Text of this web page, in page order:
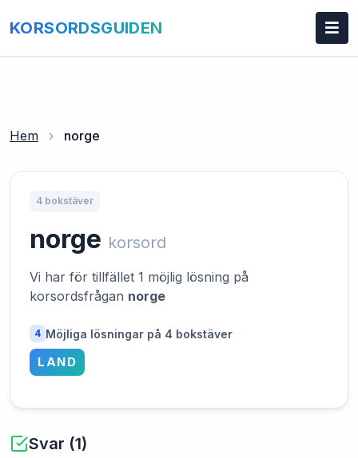
KORSORDSGUIDEN
Hem › norge
4 bokstäver
norge korsord
Vi har för tillfället 1 möjlig lösning på
korsordsfrågan norge
4 Möjliga lösningar på 4 bokstäver
LAND
Svar (1)